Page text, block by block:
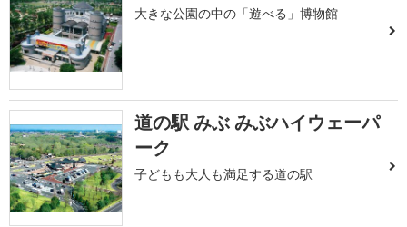
大きな公園の中の「遊べる」博物館
道の駅 みぶ みぶハイウェーパ
ーク
子どもも大人も満足する道の駅